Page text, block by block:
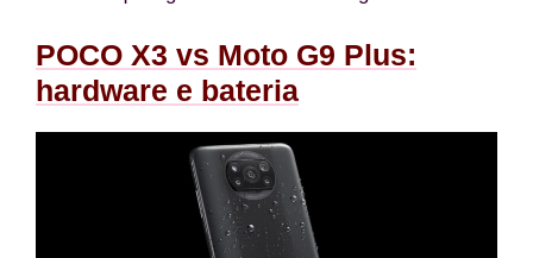
POCO X3 vs Moto G9 Plus:
hardware e bateria